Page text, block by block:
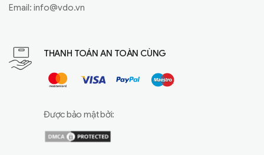
Email: info@vdo.vn
THANH TOÁN AN TOÀN CÙNG
Được bảo mật bởi: